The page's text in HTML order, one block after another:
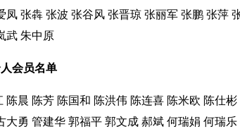
凤 张犇 张波 张谷风 张晋琼 张丽军 张鹏 张萍
武 朱中原
会员名单
陈晨 陈芳 陈国和 陈洪伟 陈连喜 陈米欧 陈仕彬
大勇 管建华 郭福平 郭文成 郝斌 何瑞娟 何瑞乐